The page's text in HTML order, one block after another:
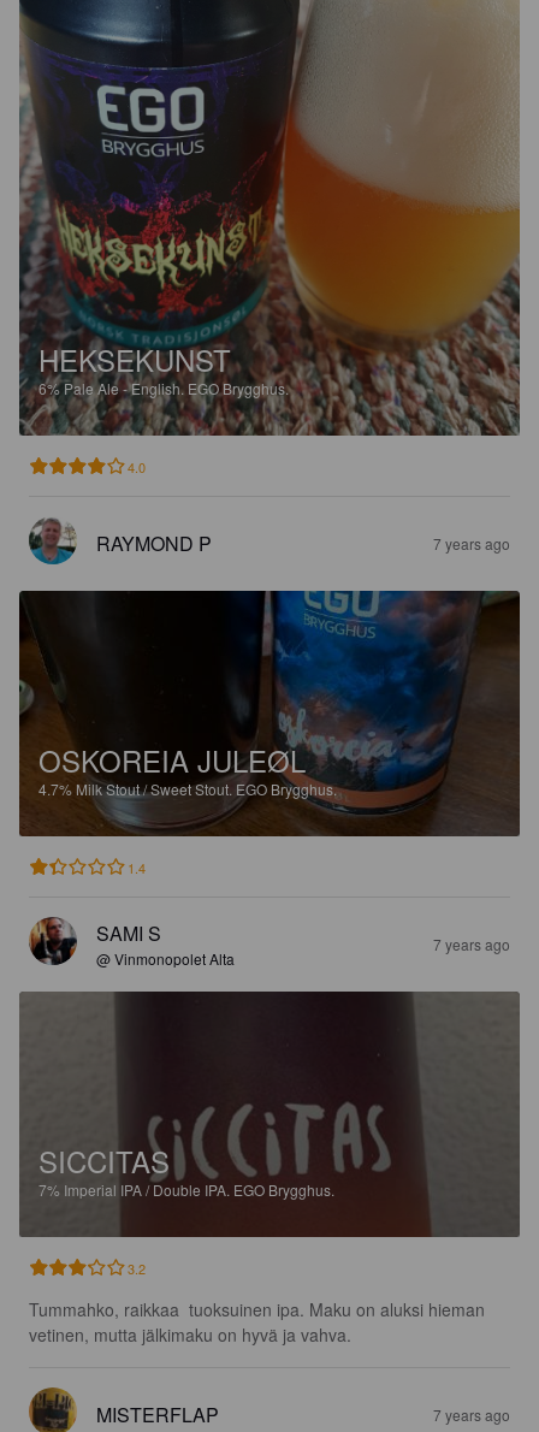
HEKSEKUNST
6%Pale Ale - English. EGO Brygghus.
4.0
RAYMOND P 7 years ago
OSKOREIA JULEØL
4.7% Milk Stout / Sweet Stout. EGO Brygghus.
1.4
SAMI S
@ Vinmonopolet Alta
7 years ago
SICCITAS
7% Imperial IPA / Double IPA. EGO Brygghus.
3.2
Tummahko, raikkaa  tuoksuinen ipa. Maku on aluksi hieman
vetinen, mutta jälkimaku on hyvä ja vahva.
MISTERFLAP 7 years ago